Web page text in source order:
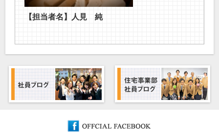
【担当者名】人見 純